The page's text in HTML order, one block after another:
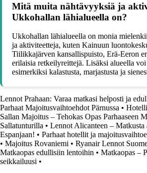
Mitä muita nähtävyyksiä ja
Ukkohallan lähialueella on?
Ukkohallan lähialueella on monia
ja aktiviteetteja, kuten Kainuun
Tiilikkajärven kansallispuisto, Erä-Eeron
erilaisia retkeilyreittejä. Lisäksi alueella voi
esimerkiksi kalastusta, marjastusta ja
Lennot Prahaan: Varaa matkasi helposti ja
Parhaat Majoitusvaihtoehdot Pärnussa •
Sallan Majoitus – Tehokas Opas Parhaaseen
Sallatunturilla • Lennot Alicanteen – Matkusta
Espanjaan! • Parhaat hotellit ja
• Majoitus Rovaniemi • Ryanair Lennot
Matkaopas edullisiin lentoihin • Matkaopas –
seikkailuusi •